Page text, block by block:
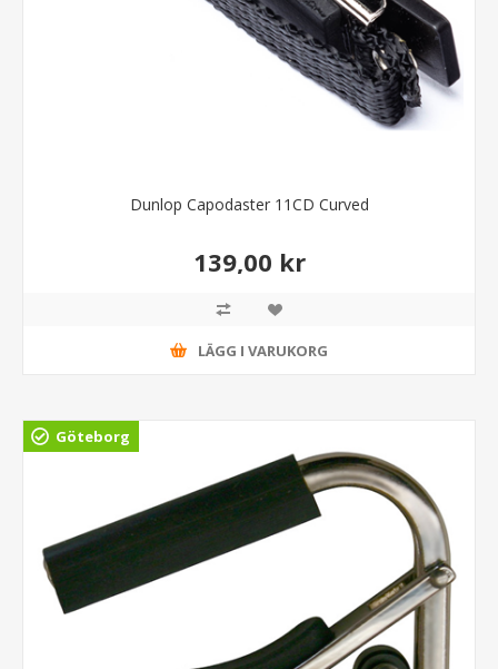
Dunlop Capodaster 11CD Curved
139,00 kr
LÄGG I VARUKORG
Göteborg